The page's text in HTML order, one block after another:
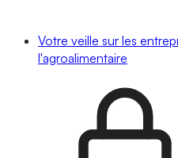
Votre veille sur les
l'agroalimentaire